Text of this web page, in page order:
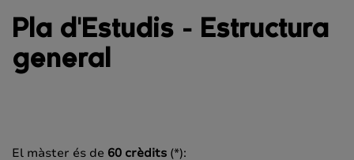
Pla d'Estudis - Estructura
general
El màster és de 60 crèdits (*):